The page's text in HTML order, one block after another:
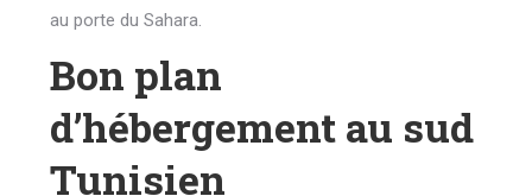
au porte du Sahara.
Bon plan
d’hébergement au sud
Tunisien